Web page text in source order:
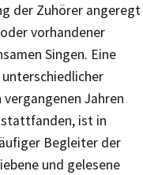
der Zuhörer angeregt
vorhandener
Singen. Eine
Jahren
stattfanden, ist in
Begleiter der
und gelesene